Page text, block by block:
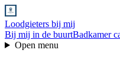
Loodgieters bij mij
Bij mij in de buurtBadkamer
Open menu